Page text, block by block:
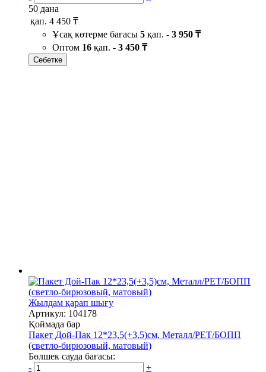
50 дана
қап. 4 450 ₸
Ұсақ көтерме бағасы 5 қап. - 3 950 ₸
Оптом 16 қап. - 3 450 ₸
Себетке
Жылдам қарап шығу
Артикул: 104178
Қоймада бар
Пакет Дой-Пак 12*23,5(+3,5)см, Металл/PET/БОПП
(светло-бирюзовый, матовый)
Бөлшек сауда бағасы:
-
+